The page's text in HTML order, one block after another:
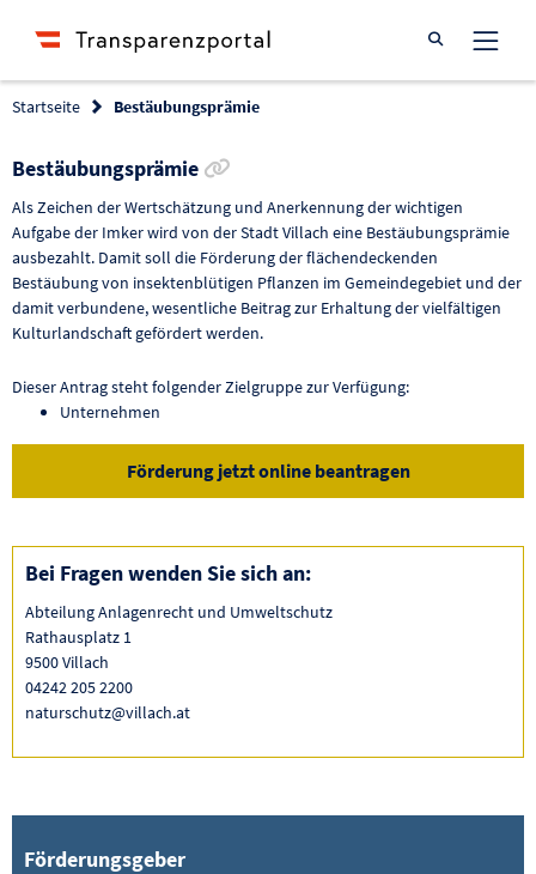
Suche öffnen
Startseite Bestäubungsprämie
Bestäubungsprämie
Als Zeichen der Wertschätzung und Anerkennung der wichtigen
Aufgabe der Imker wird von der Stadt Villach eine Bestäubungsprämie
ausbezahlt. Damit soll die Förderung der flächendeckenden
Bestäubung von insektenblütigen Pflanzen im Gemeindegebiet und der
damit verbundene, wesentliche Beitrag zur Erhaltung der vielfältigen
Kulturlandschaft gefördert werden.
Dieser Antrag steht folgender Zielgruppe zur Verfügung:
Unternehmen
Förderung jetzt online beantragen
Bei Fragen wenden Sie sich an:
Abteilung Anlagenrecht und Umweltschutz
Rathausplatz 1
9500 Villach
04242 205 2200
naturschutz@villach.at
Förderungsgeber